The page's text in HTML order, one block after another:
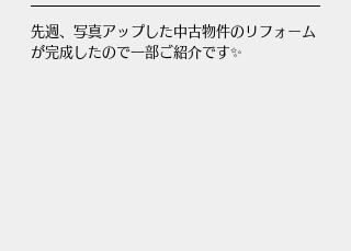
先週、写真アップした中古物件のリフォーム
が完成したので一部ご紹介です✨